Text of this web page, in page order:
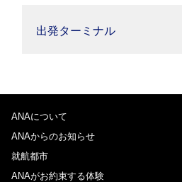
出発ターミナル
ANAについて
ANAからのお知らせ
就航都市
ANAがお約束する体験